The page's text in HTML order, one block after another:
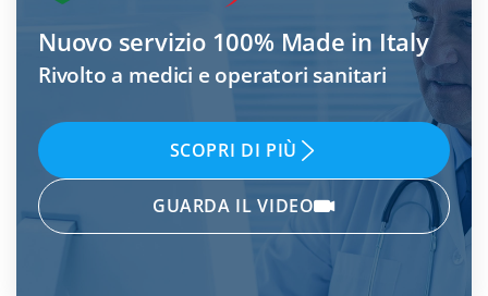
Nuovo servizio 100% Made in Italy
Rivolto a medici e operatori sanitari
SCOPRI DI PIÙ
GUARDA IL VIDEO